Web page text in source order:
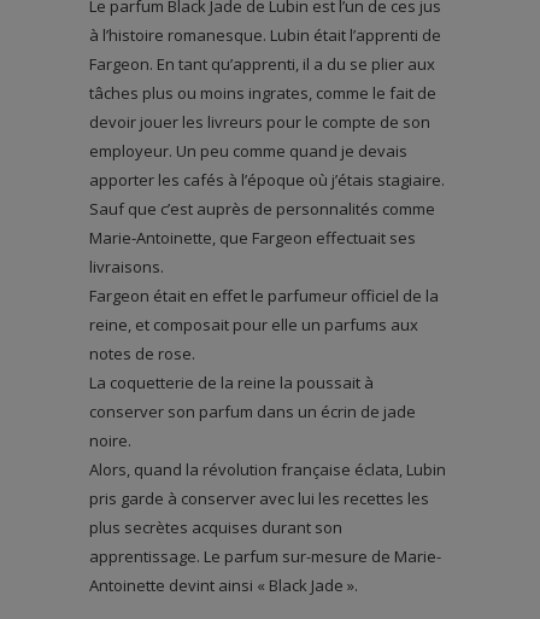
Le parfum Black Jade de Lubin est l’un de ces jus
à l’histoire romanesque. Lubin était l’apprenti de
Fargeon. En tant qu’apprenti, il a du se plier aux
tâches plus ou moins ingrates, comme le fait de
devoir jouer les livreurs pour le compte de son
employeur. Un peu comme quand je devais
apporter les cafés à l’époque où j’étais stagiaire.
Sauf que c’est auprès de personnalités comme
Marie-Antoinette, que Fargeon effectuait ses
livraisons.
Fargeon était en effet le parfumeur officiel de la
reine, et composait pour elle un parfums aux
notes de rose.
La coquetterie de la reine la poussait à
conserver son parfum dans un écrin de jade
noire.
Alors, quand la révolution française éclata, Lubin
pris garde à conserver avec lui les recettes les
plus secrètes acquises durant son
apprentissage. Le parfum sur-mesure de Marie-
Antoinette devint ainsi « Black Jade ».